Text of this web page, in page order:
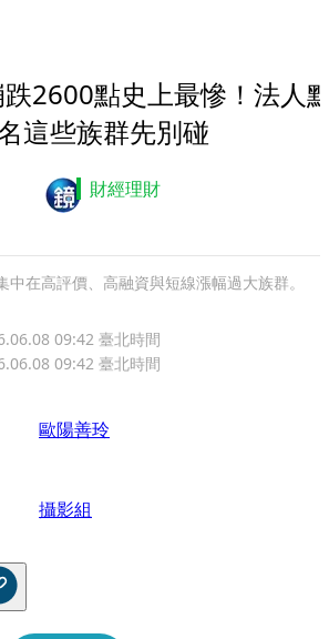
2600點史上最慘！法人
這些族群先別碰
財經理財
中在高評價、高融資與短線漲幅過大族群。
09:42 臺北時間
09:42 臺北時間
歐陽善玲
攝影組